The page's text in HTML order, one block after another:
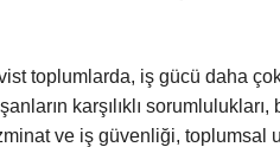
toplumlarda, iş gücü daha
karşılıklı
ve iş güvenliği, toplumsal